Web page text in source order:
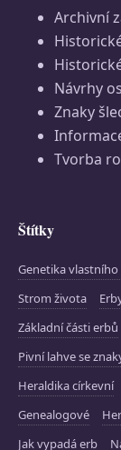
Archivní
Návrhy
Znaky
Tvorba
Štítky
Genetika
Strom života
Základní části erbů
Pivní lahve se
Heraldika církevní
Genealogové
Jak vypadá erb